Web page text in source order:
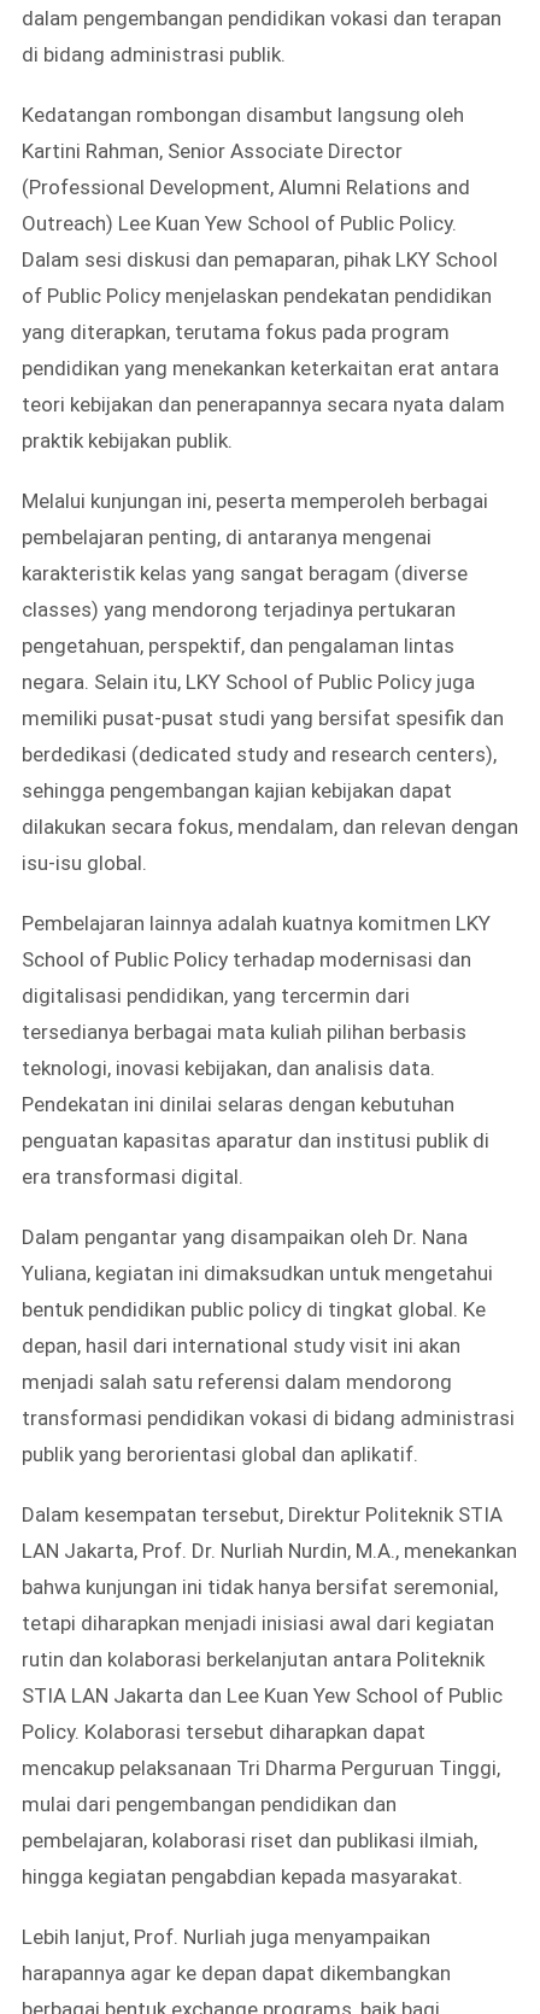
dalam pengembangan pendidikan vokasi dan terapan
di bidang administrasi publik.
Kedatangan rombongan disambut langsung oleh
Kartini Rahman, Senior Associate Director
(Professional Development, Alumni Relations and
Outreach) Lee Kuan Yew School of Public Policy.
Dalam sesi diskusi dan pemaparan, pihak LKY School
of Public Policy menjelaskan pendekatan pendidikan
yang diterapkan, terutama fokus pada program
pendidikan yang menekankan keterkaitan erat antara
teori kebijakan dan penerapannya secara nyata dalam
praktik kebijakan publik.
Melalui kunjungan ini, peserta memperoleh berbagai
pembelajaran penting, di antaranya mengenai
karakteristik kelas yang sangat beragam (diverse
classes) yang mendorong terjadinya pertukaran
pengetahuan, perspektif, dan pengalaman lintas
negara. Selain itu, LKY School of Public Policy juga
memiliki pusat-pusat studi yang bersifat spesifik dan
berdedikasi (dedicated study and research centers),
sehingga pengembangan kajian kebijakan dapat
dilakukan secara fokus, mendalam, dan relevan dengan
isu-isu global.
Pembelajaran lainnya adalah kuatnya komitmen LKY
School of Public Policy terhadap modernisasi dan
digitalisasi pendidikan, yang tercermin dari
tersedianya berbagai mata kuliah pilihan berbasis
teknologi, inovasi kebijakan, dan analisis data.
Pendekatan ini dinilai selaras dengan kebutuhan
penguatan kapasitas aparatur dan institusi publik di
era transformasi digital.
Dalam pengantar yang disampaikan oleh Dr. Nana
Yuliana, kegiatan ini dimaksudkan untuk mengetahui
bentuk pendidikan public policy di tingkat global. Ke
depan, hasil dari international study visit ini akan
menjadi salah satu referensi dalam mendorong
transformasi pendidikan vokasi di bidang administrasi
publik yang berorientasi global dan aplikatif.
Dalam kesempatan tersebut, Direktur Politeknik STIA
LAN Jakarta, Prof. Dr. Nurliah Nurdin, M.A., menekankan
bahwa kunjungan ini tidak hanya bersifat seremonial,
tetapi diharapkan menjadi inisiasi awal dari kegiatan
rutin dan kolaborasi berkelanjutan antara Politeknik
STIA LAN Jakarta dan Lee Kuan Yew School of Public
Policy. Kolaborasi tersebut diharapkan dapat
mencakup pelaksanaan Tri Dharma Perguruan Tinggi,
mulai dari pengembangan pendidikan dan
pembelajaran, kolaborasi riset dan publikasi ilmiah,
hingga kegiatan pengabdian kepada masyarakat.
Lebih lanjut, Prof. Nurliah juga menyampaikan
harapannya agar ke depan dapat dikembangkan